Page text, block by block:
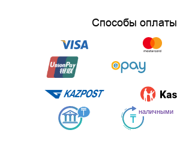
Способы оплаты